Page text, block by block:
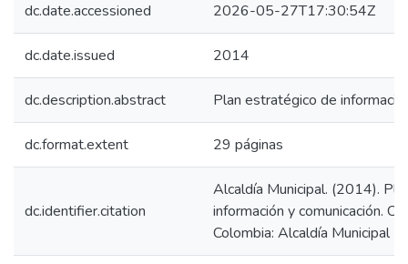
dc.date.accessioned 2026-05-27T17:30:54Z
dc.date.issued 2014
dc.description.abstract Plan estratégico de
dc.format.extent 29 páginas
dc.identifier.citation
Alcaldía Municipal. (2014).
información y comunicación.
Colombia: Alcaldía Municipal